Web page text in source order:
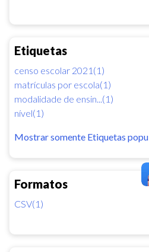
Etiquetas
censo escolar 2021(1)
matrículas por escola(1)
modalidade de ensin...(1)
nível(1)
Mostrar somente Etiquetas
Formatos
CSV(1)